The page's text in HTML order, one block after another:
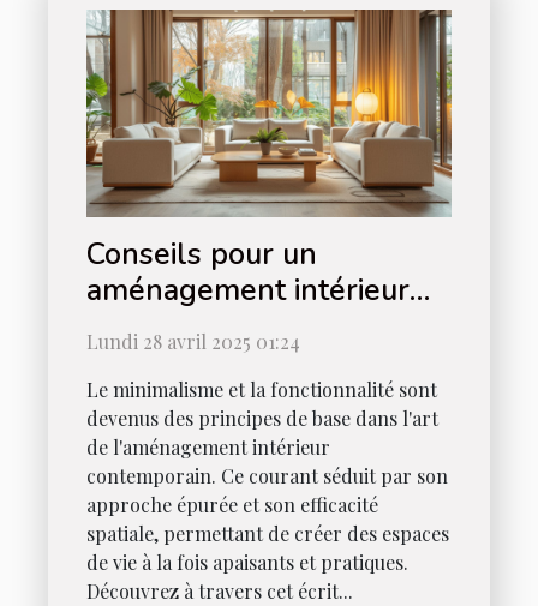
Conseils pour un
aménagement intérieur
minimaliste et fonctionnel
Lundi 28 avril 2025 01:24
Le minimalisme et la fonctionnalité sont
devenus des principes de base dans l'art
de l'aménagement intérieur
contemporain. Ce courant séduit par son
approche épurée et son efficacité
spatiale, permettant de créer des espaces
de vie à la fois apaisants et pratiques.
Découvrez à travers cet écrit...